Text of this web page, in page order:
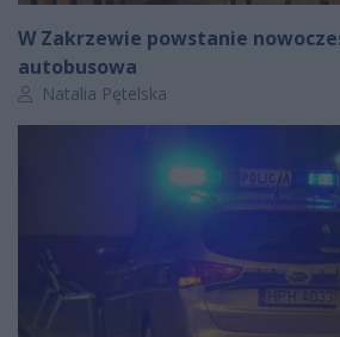
W Zakrzewie powstanie
autobusowa
Autor artykułu:
Natalia Pętelska